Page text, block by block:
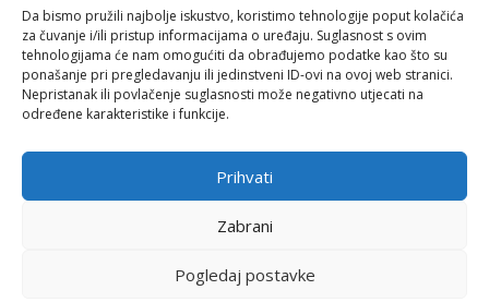
Da bismo pružili najbolje iskustvo, koristimo tehnologije poput kolačića
za čuvanje i/ili pristup informacijama o uređaju. Suglasnost s ovim
tehnologijama će nam omogućiti da obrađujemo podatke kao što su
ponašanje pri pregledavanju ili jedinstveni ID-ovi na ovoj web stranici.
Nepristanak ili povlačenje suglasnosti može negativno utjecati na
određene karakteristike i funkcije.
Prihvati
Zabrani
Pogledaj postavke
Institut za razvoj i međunarodne odnose
Lj. F. Vukotinovića 2, 10000 Zagreb